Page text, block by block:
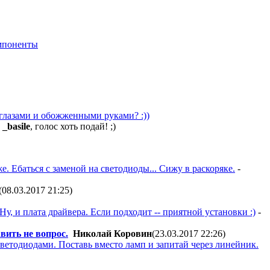
и обожженными руками? :))
_basile, голос хоть подай! ;)
Ебаться с заменой на светодиоды... Сижу в раскоряке. -
21:25)
и плата драйвера. Если подходит -- приятной установки :) -
не вопрос. Николай Коровин(23.03.2017 22:26)
Поставь вместо ламп и запитай через линейник.